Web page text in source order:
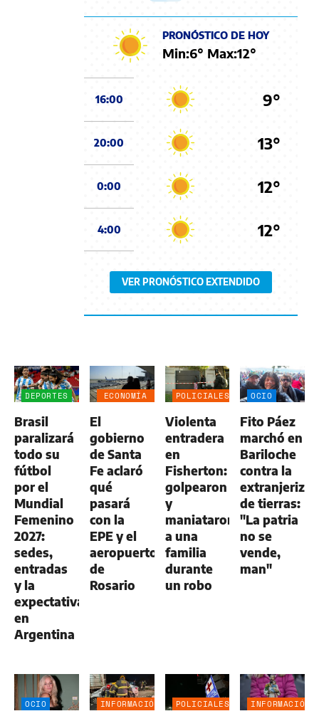
PRONÓSTICO DE HOY
Min:6° Max:12°
16:00 9°
20:00 13°
0:00 12°
4:00 12°
VER PRONÓSTICO EXTENDIDO
DEPORTES
Brasil
paralizará
todo su
fútbol
por el
Mundial
Femenino
2027:
sedes,
entradas
y la
expectativa
en
Argentina
ECONOMÍA
El
gobierno
de Santa
Fe aclaró
qué
pasará
con la
EPE y el
aeropuerto
de
Rosario
POLICIALES
Violenta
entradera
en
Fisherton:
golpearon
y
maniataron
a una
familia
durante
un robo
OCIO
Fito Páez
marchó en
Bariloche
contra la
de tierras:
"La patria
no se
vende,
man"
OCIO
INFORMACIÓN
POLICIALES
INFORMACIÓN